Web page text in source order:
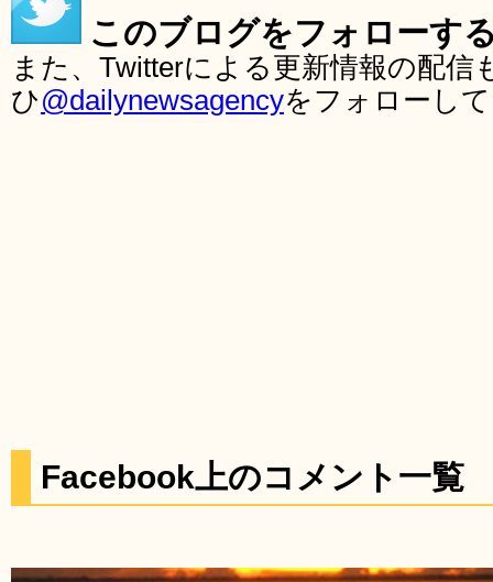
このブログをフォローす
また、Twitterによる更新情報の配
ひ@dailynewsagencyをフォローし
Facebook上のコメント一覧